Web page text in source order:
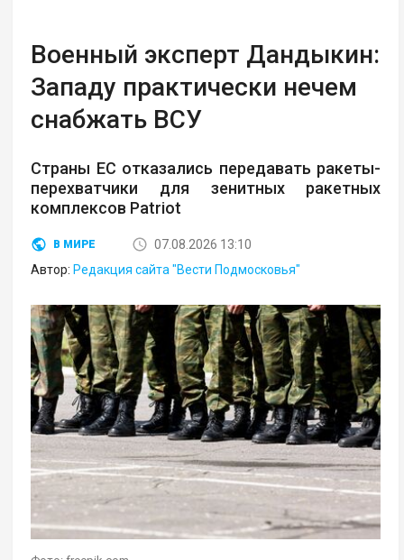
Военный эксперт Дандыкин:
Западу практически нечем
снабжать ВСУ
Страны ЕС отказались передавать ракеты-
перехватчики для зенитных ракетных
комплексов Patriot
В МИРЕ
07.08.2026 13:10
Автор: Редакция сайта "Вести Подмосковья"